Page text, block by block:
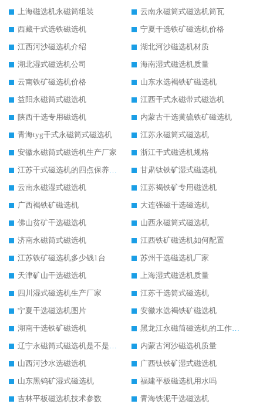
上海磁选机永磁筒组装
云南永磁筒式磁选机筒瓦
西藏干式选铁磁选机
宁夏干选铁矿磁选机价格
江西河沙磁选机介绍
湖北河沙磁选机材质
湖北湿式磁选机公司
海南湿式磁选机质量
云南铁矿磁选机价格
山东水选褐铁矿磁选机
益阳永磁筒式磁选机
江西干式永磁带式磁选机
陕西干选专用磁选机
内蒙古干选黄硫铁矿磁选机
青海tyg干式永磁筒式磁选机
江苏永磁筒式磁选机
安徽永磁筒式磁选机生产厂家
浙江干式磁选机规格
江苏干式磁选机的四点保养秘籍
甘肃钛铁矿湿式磁选机
云南永磁湿式磁选机
江苏褐铁矿专用磁选机
广西褐铁矿磁选机
大连强磁干选磁选机
佛山贫矿干选磁选机
山西永磁筒式磁选机
济南永磁筒式磁选机
江西铁矿磁选机如何配置
江苏铁矿磁选机多少钱1台
苏州干选磁选机厂家
天津矿山干选磁选机
上海湿式磁选机质量
四川湿式磁选机生产厂家
江苏干选筒式磁选机
宁夏干选磁选机图片
安徽水选褐铁矿磁选机
湖南干选铁矿磁选机
黑龙江永磁筒磁选机的工作原理
辽宁永磁筒式磁选机是不是强磁
内蒙古河沙磁选机质量
山西河沙水选磁选机
广西钛铁矿湿式磁选机
山东黑钨矿湿式磁选机
福建平板磁选机用水吗
吉林平板磁选机技术参数
青海铁泥干选磁选机